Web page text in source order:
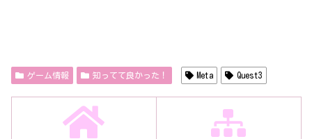
ゲーム情報 知ってて良かった！ Meta Quest3